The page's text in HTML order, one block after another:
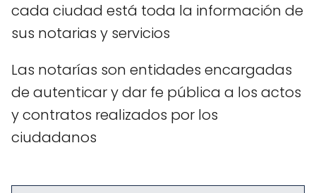
cada ciudad está toda la información de
sus notarias y servicios
Las notarías son entidades encargadas
de autenticar y dar fe pública a los actos
y contratos realizados por los
ciudadanos